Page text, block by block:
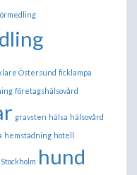
Östersund ficklampa
företagshälsovård
gravsten hälsa hälsovård
hemstädning hotell
hund